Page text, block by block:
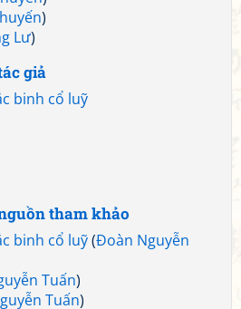
)
Lư)
giả
binh cổ luỹ
tham khảo
binh cổ luỹ(Đoàn Nguyễn
Tuấn)
Tuấn)